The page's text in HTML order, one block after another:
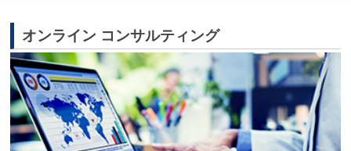
オンライン コンサルティング